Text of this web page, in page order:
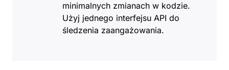
minimalnych zmianach w kodzie.
Użyj jednego interfejsu API do
śledzenia zaangażowania.